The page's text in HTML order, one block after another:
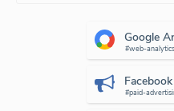
Google
#web-
#paid-